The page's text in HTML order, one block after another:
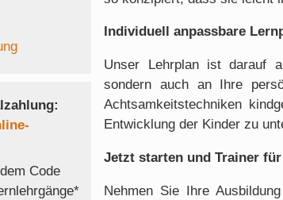
Code
Individuell anpassbare
Unser Lehrplan ist darauf
sondern auch an Ihre
Achtsamkeitstechniken
Entwicklung der Kinder zu
Jetzt starten und Trainer
Nehmen Sie Ihre